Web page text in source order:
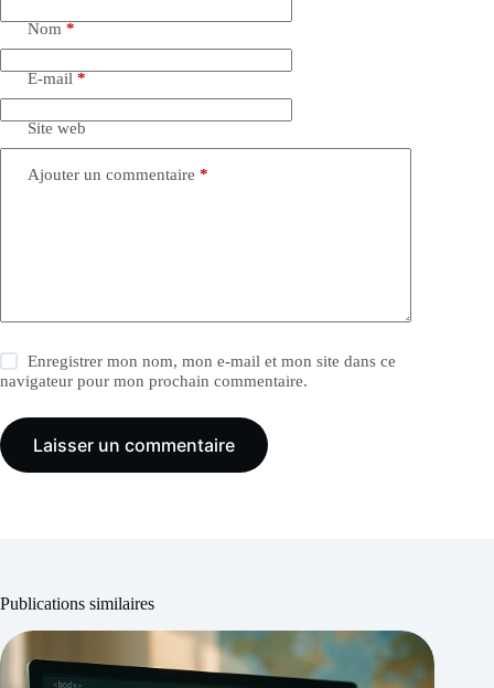
Nom *
E-mail *
Site web
Ajouter un commentaire *
Enregistrer mon nom, mon e-mail et mon site dans ce
navigateur pour mon prochain commentaire.
Laisser un commentaire
Publications similaires